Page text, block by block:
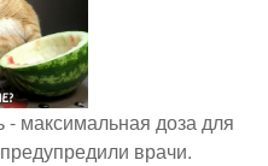
максимальная доза для
врачи.